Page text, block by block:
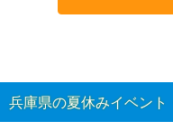
兵庫県の夏休みイベン